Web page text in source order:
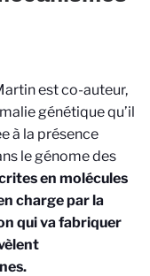
est co-auteur,
génétique qu’il
à la présence
le génome des
en molécules
charge par la
qui va fabriquer